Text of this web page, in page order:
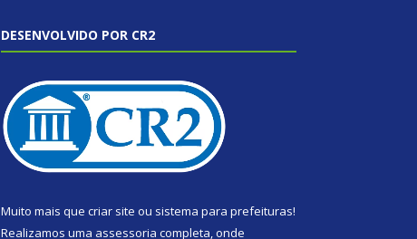
DESENVOLVIDO POR CR2
Muito mais que criar site ou sistema para prefeituras!
Realizamos uma assessoria completa, onde